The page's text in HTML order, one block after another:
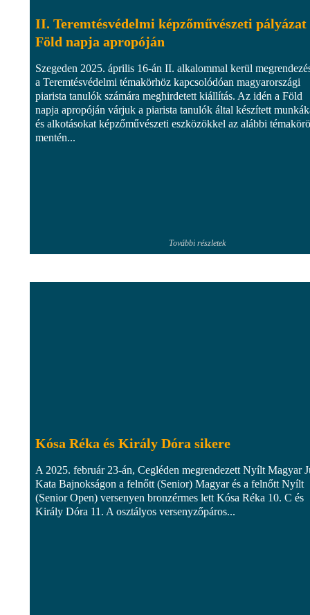
II. Teremtésvédelmi képzőművészeti pályázat
Föld napja apropóján
Szegeden 2025. április 16-án II. alkalommal kerül
a Teremtésvédelmi témakörhöz kapcsolódóan magyarországi
piarista tanulók számára meghirdetett kiállítás. Az idén a Föld
napja apropóján várjuk a piarista tanulók által készített
és alkotásokat képzőművészeti eszközökkel az alábbi
mentén...
További részletek
Kósa Réka és Király Dóra sikere
A 2025. február 23-án, Cegléden megrendezett Nyílt Magyar
Kata Bajnokságon a felnőtt (Senior) Magyar és a felnőtt Nyílt
(Senior Open) versenyen bronzérmes lett Kósa Réka 10. C és
Király Dóra 11. A osztályos versenyzőpáros...